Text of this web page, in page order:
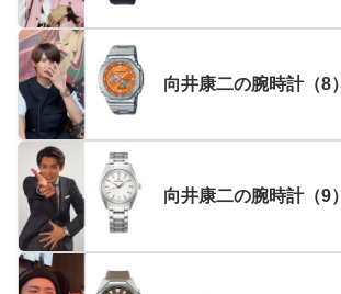
向井康二の腕時計（8）
向井康二の腕時計（9）